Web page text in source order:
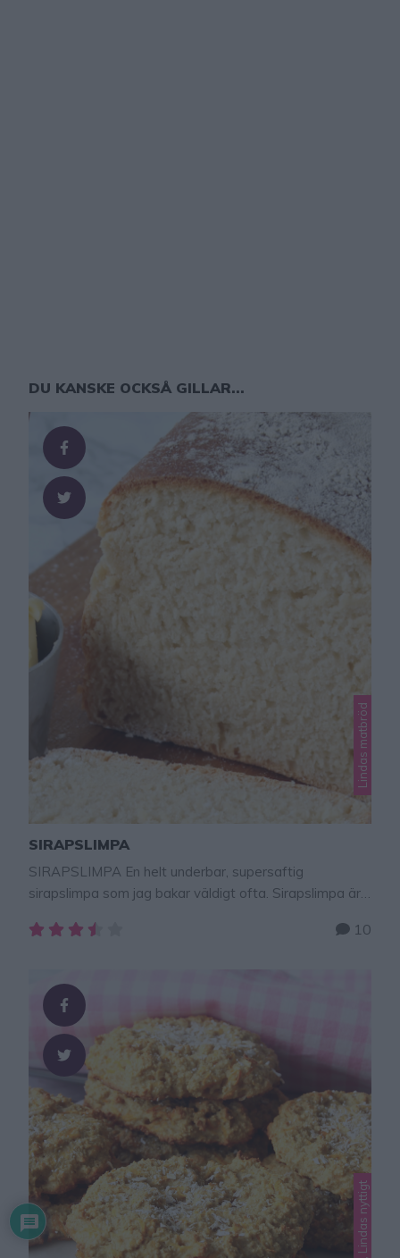
DU KANSKE OCKSÅ GILLAR...
Lindas matbröd
SIRAPSLIMPA
SIRAPSLIMPA En helt underbar, supersaftig
sirapslimpa som jag bakar väldigt ofta. Sirapslimpa är
alla tillfällen, frukost, till buffén, utflykten, mellanmål m
bakplåtspapper och grädda. Limporna blir då …
10